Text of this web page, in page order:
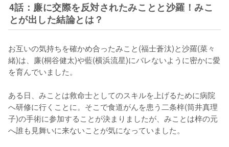
4話：廉に交際を反対されたみことと沙羅！みこ
とが出した結論とは？
お互いの気持ちを確かめ合ったみこと(福士蒼汰)と沙羅(菜々
緒)は、廉(桐谷健太)や藍(横浜流星)にバレないように密かに愛
を育んでいました。
ある日、みことは救命士としてのスキルを上げるために病院
へ研修に行くことに。そこで食道がんを患う二条梓(筒井真理
子)の手術に参加することが決まりましたが、みことは梓の元
へ誰も見舞いに来ないことが気になっていました。